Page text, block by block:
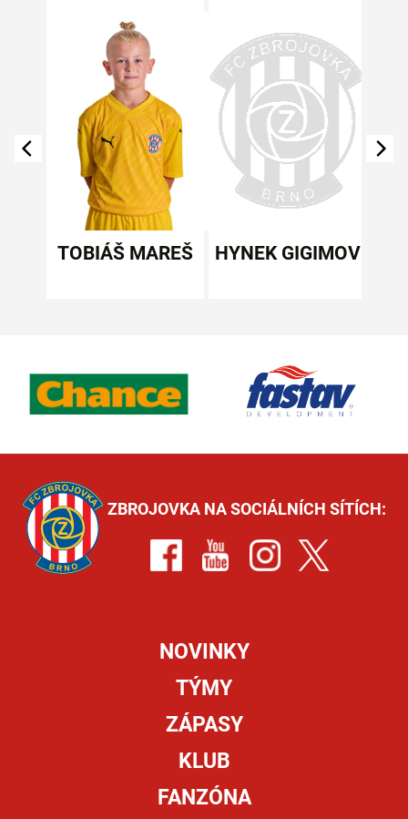
TOBIÁŠ MAREŠ HYNEK GIGIMOV
ZBROJOVKA NA SOCIÁLNÍCH SÍTÍCH:
NOVINKY
TÝMY
ZÁPASY
KLUB
FANZÓNA